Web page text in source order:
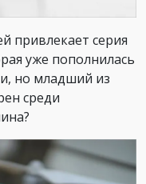
привлекает серия
уже пополнилась
но младший из
среди